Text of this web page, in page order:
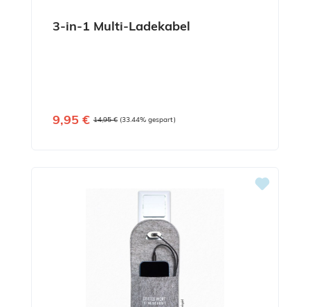
3-in-1 Multi-Ladekabel
Verkaufspreis:
9,95 € Regulärer Preis:
14,95 € (33.44% gespart)